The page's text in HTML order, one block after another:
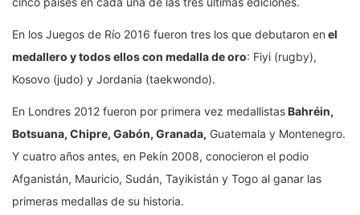
En los Juegos de Río 2016 fueron tres los que debutaron en el
medallero y todos ellos con medalla de oro: Fiyi (rugby),
Kosovo (judo) y Jordania (taekwondo).
En Londres 2012 fueron por primera vez medallistasBahréin,
Botsuana, Chipre, Gabón, Granada, Guatemala y Montenegro.
Y cuatro años antes, en Pekín 2008, conocieron el podio
Afganistán, Mauricio, Sudán, Tayikistán y Togo al ganar las
primeras medallas de su historia.